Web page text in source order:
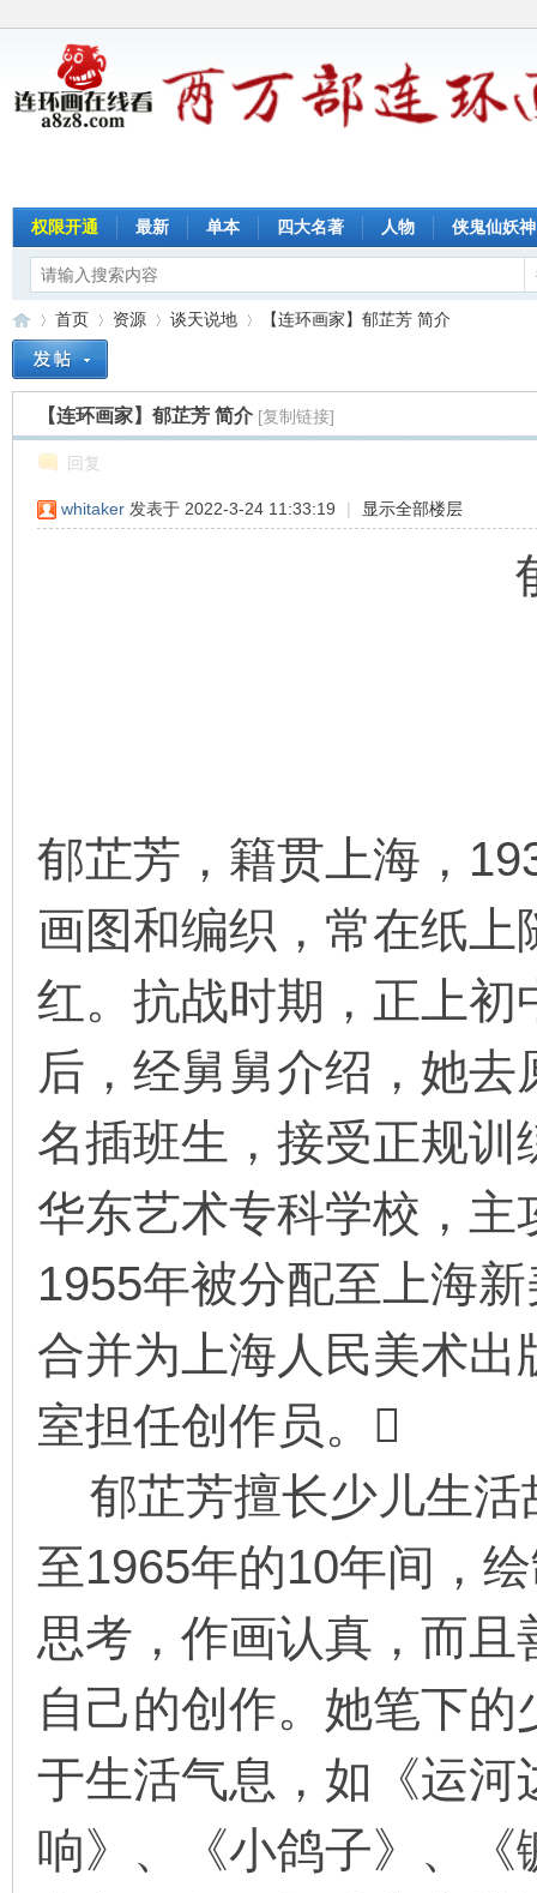
权限开通 最新 单本 四大名著 人物 侠鬼仙妖神
首页
›
资源 谈天说地
›
【连环画家】郁芷芳 简介
【连环画家】郁芷芳 简介 [复制链接]
回复
whitaker 发表于 2022-3-24 11:33:19 | 显示全部楼层
郁芷芳，籍贯上海，
画图和编织，常在纸
红。抗战时期，正上
后，经舅舅介绍，她
名插班生，接受正规
华东艺术专科学校，
1955年被分配至上海
合并为上海人民美术
室担任创作员。
郁芷芳擅长少儿生活
至1965年的10年间，
思考，作画认真，而
自己的创作。她笔下
于生活气息，如《运
响》、《小鸽子》、